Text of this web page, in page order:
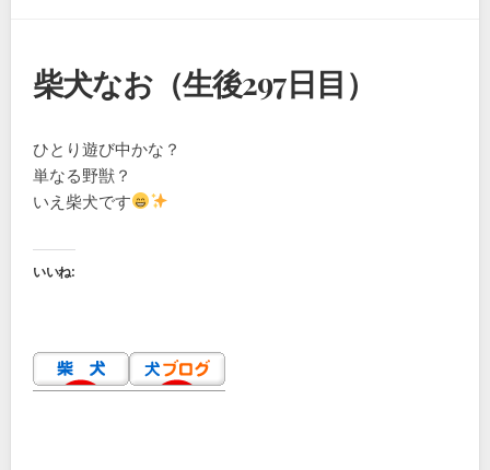
柴犬なお（生後297日目）
ひとり遊び中かな？
単なる野獣？
いえ柴犬です
いいね: